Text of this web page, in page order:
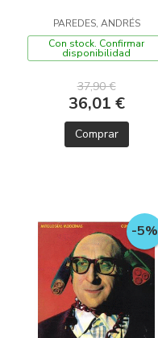
PAREDES, ANDRÉS
Con stock. Confirmar
disponibilidad
37,90 €
36,01 €
Comprar
-5%